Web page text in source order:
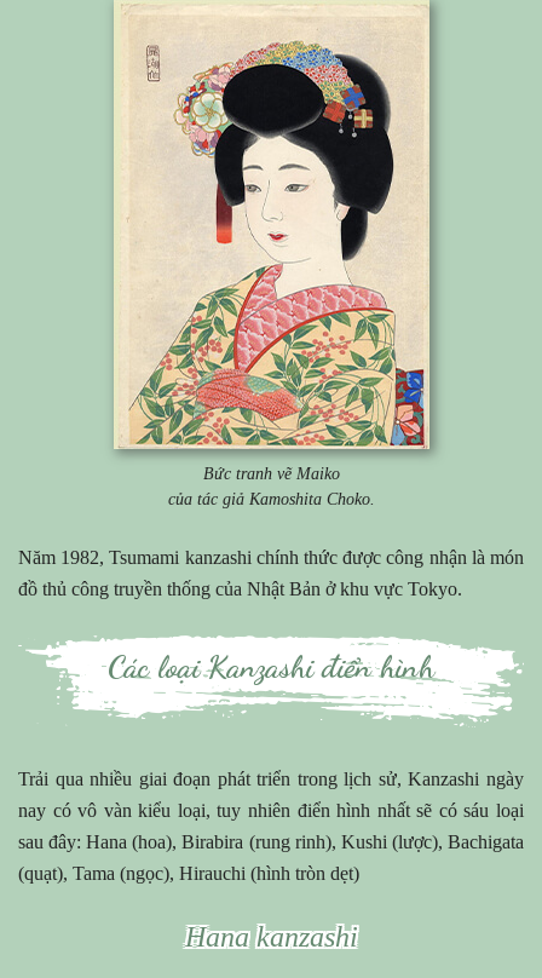
Bức tranh vẽ Maiko
của tác giả Kamoshita Choko.
Năm 1982, Tsumami kanzashi chính thức được công nhận là món
đồ thủ công truyền thống của Nhật Bản ở khu vực Tokyo.
Các loại Kanzashi điển hình
Trải qua nhiều giai đoạn phát triển trong lịch sử, Kanzashi ngày
nay có vô vàn kiểu loại, tuy nhiên điển hình nhất sẽ có sáu loại
sau đây: Hana (hoa), Birabira (rung rinh), Kushi (lược), Bachigata
(quạt), Tama (ngọc), Hirauchi (hình tròn dẹt)
Hana kanzashi